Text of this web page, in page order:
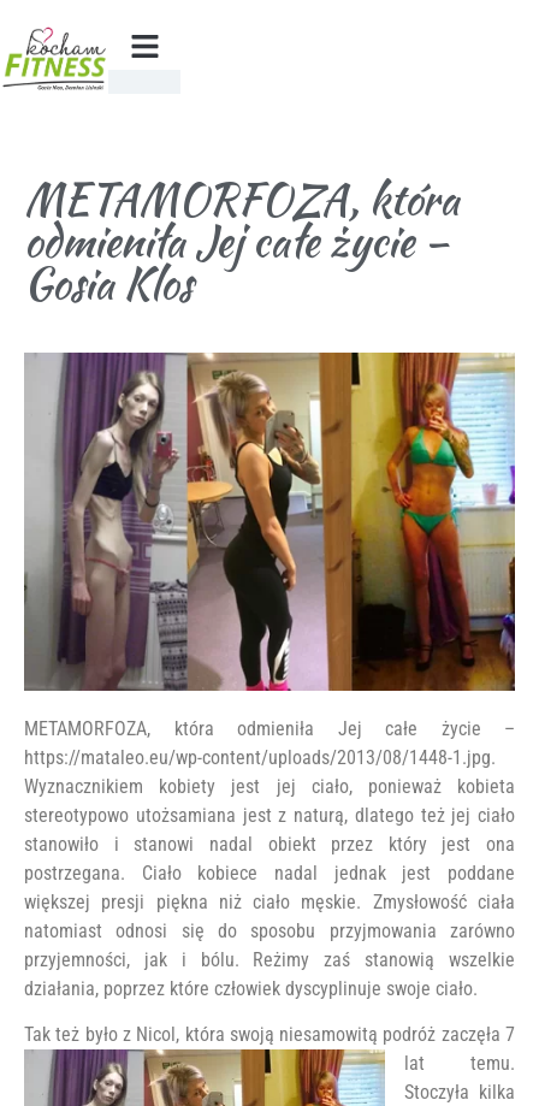
METAMORFOZA, która
odmieniła Jej całe życie –
Gosia Klos
METAMORFOZA, która odmieniła Jej całe życie –
https://mataleo.eu/wp-content/uploads/2013/08/1448-1.jpg.
Wyznacznikiem kobiety jest jej ciało, ponieważ kobieta
stereotypowo utożsamiana jest z naturą, dlatego też jej ciało
stanowiło i stanowi nadal obiekt przez który jest ona
postrzegana. Ciało kobiece nadal jednak jest poddane
większej presji piękna niż ciało męskie. Zmysłowość ciała
natomiast odnosi się do sposobu przyjmowania zarówno
przyjemności, jak i bólu. Reżimy zaś stanowią wszelkie
działania, poprzez które człowiek dyscyplinuje swoje ciało.
Tak też było z Nicol, która swoją niesamowitą podróż zaczęła 7
lat temu.
Stoczyła kilka